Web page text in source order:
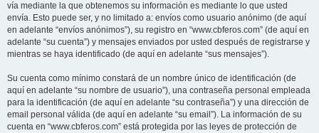
vía mediante la que obtenemos su información es mediante lo que usted
envía. Esto puede ser, y no limitado a: envíos como usuario anónimo (de aquí
en adelante “envíos anónimos”), su registro en “www.cbferos.com” (de aquí en
adelante “su cuenta”) y mensajes enviados por usted después de registrarse y
mientras se haya identificado (de aquí en adelante “sus mensajes”).
Su cuenta como mínimo constará de un nombre único de identificación (de
aquí en adelante “su nombre de usuario”), una contraseña personal empleada
para la identificación (de aquí en adelante “su contraseña”) y una dirección de
email personal válida (de aquí en adelante “su email”). La información de su
cuenta en “www.cbferos.com” está protegida por las leyes de protección de